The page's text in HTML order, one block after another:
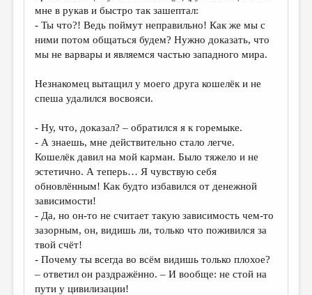
ТРЕДИАКОВСКИЙ
МЕДИА
ВКОНТАКТЕ
мне в рукав и быстро так зашептал:
- Ты что?! Ведь поймут неправильно! Как же мы с
ними потом общаться будем? Нужно доказать, что
мы не варвары и являемся частью западного мира.
Незнакомец вытащил у моего друга кошелёк и не
спеша удалился восвояси.
- Ну, что, доказал? – обратился я к горемыке.
- А знаешь, мне действительно стало легче.
Кошелёк давил на мой карман. Было тяжело и не
эстетично. А теперь… Я чувствую себя
обновлённым! Как будто избавился от денежной
зависимости!
- Да, но он-то не считает такую зависимость чем-то
зазорным, он, видишь ли, только что поживился за
твой счёт!
- Почему ты всегда во всём видишь только плохое?
– ответил он раздражённо. – И вообще: не стой на
пути у цивилизации!